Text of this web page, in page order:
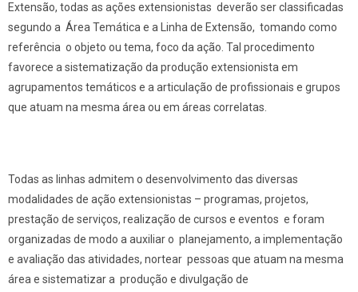
Extensão, todas as ações extensionistas deverão ser classificadas
segundo a Área Temática e a Linha de Extensão, tomando como
referência o objeto ou tema, foco da ação. Tal procedimento
favorece a sistematização da produção extensionista em
agrupamentos temáticos e a articulação de profissionais e grupos
que atuam na mesma área ou em áreas correlatas.
Todas as linhas admitem o desenvolvimento das diversas
modalidades de ação extensionistas – programas, projetos,
prestação de serviços, realização de cursos e eventos e foram
organizadas de modo a auxiliar o planejamento, a implementação
e avaliação das atividades, nortear pessoas que atuam na mesma
área e sistematizar a produção e divulgação de